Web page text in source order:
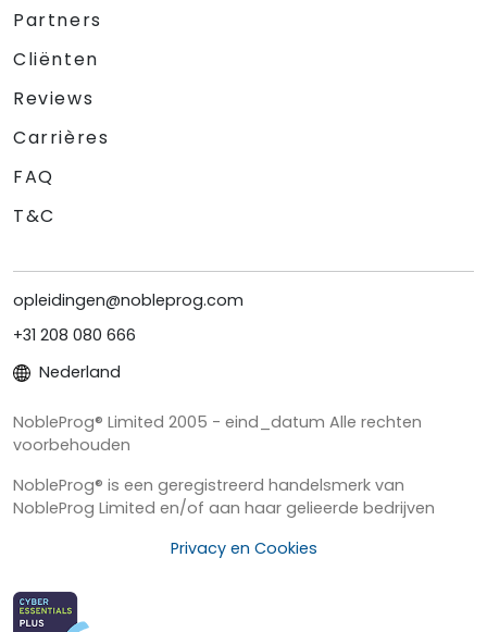
Partners
Cliënten
Reviews
Carrières
FAQ
T&C
opleidingen@nobleprog.com
+31 208 080 666
Nederland
NobleProg® Limited 2005 - eind_datum Alle rechten
voorbehouden
NobleProg® is een geregistreerd handelsmerk van
NobleProg Limited en/of aan haar gelieerde bedrijven
Privacy en Cookies